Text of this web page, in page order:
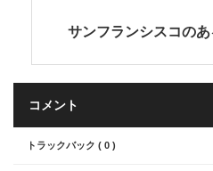
サンフランシスコのあ
コメント
トラックバック ( 0 )